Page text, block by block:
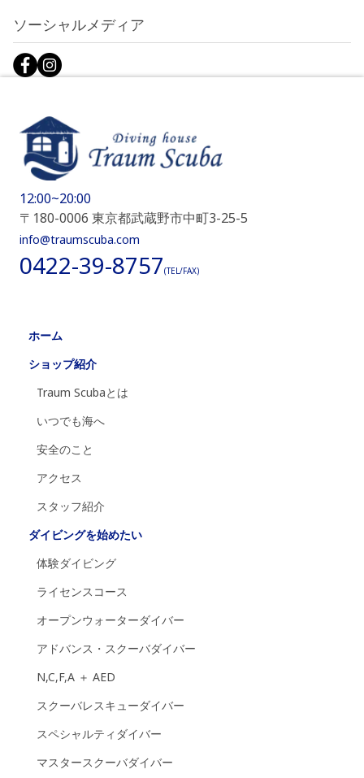
ソーシャルメディア
12:00~20:00
〒180-0006 東京都武蔵野市中町3-25-5
info@traumscuba.com
0422-39-8757(TEL/FAX)
ホーム
ショップ紹介
Traum Scubaとは
いつでも海へ
安全のこと
アクセス
スタッフ紹介
ダイビングを始めたい
体験ダイビング
ライセンスコース
オープンウォーターダイバー
アドバンス・スクーバダイバー
N,C,F,A ＋ AED
スクーバレスキューダイバー
スペシャルティダイバー
マスタースクーバダイバー